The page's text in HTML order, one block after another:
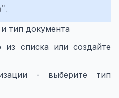
тип документа
из списка или создайте
- выберите тип